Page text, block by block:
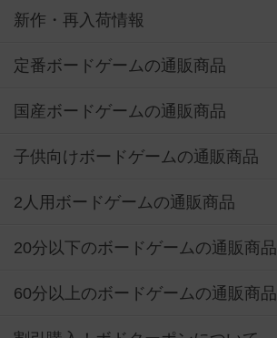
新作・再入荷情報
定番ボードゲームの通販商品
国産ボードゲームの通販商品
子供向けボードゲームの通販商品
2人用ボードゲームの通販商品
20分以下のボードゲームの通販商品
60分以上のボードゲームの通販商品